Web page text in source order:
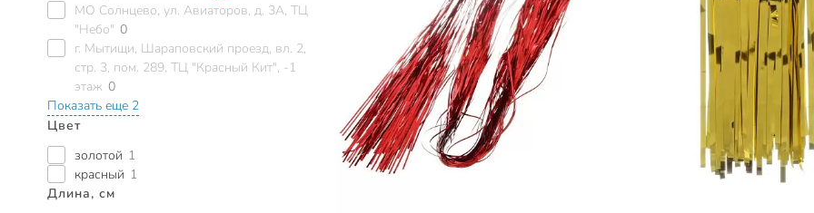
МО Солнцево, ул. Авиаторов, д. 3А, ТЦ
"Небо" 0
г. Мытищи, Шараповский проезд, вл. 2,
стр. 3, пом. 289, ТЦ "Красный Кит", -1
этаж 0
Показать еще 2
Цвет
золотой 1
красный 1
Длина, см